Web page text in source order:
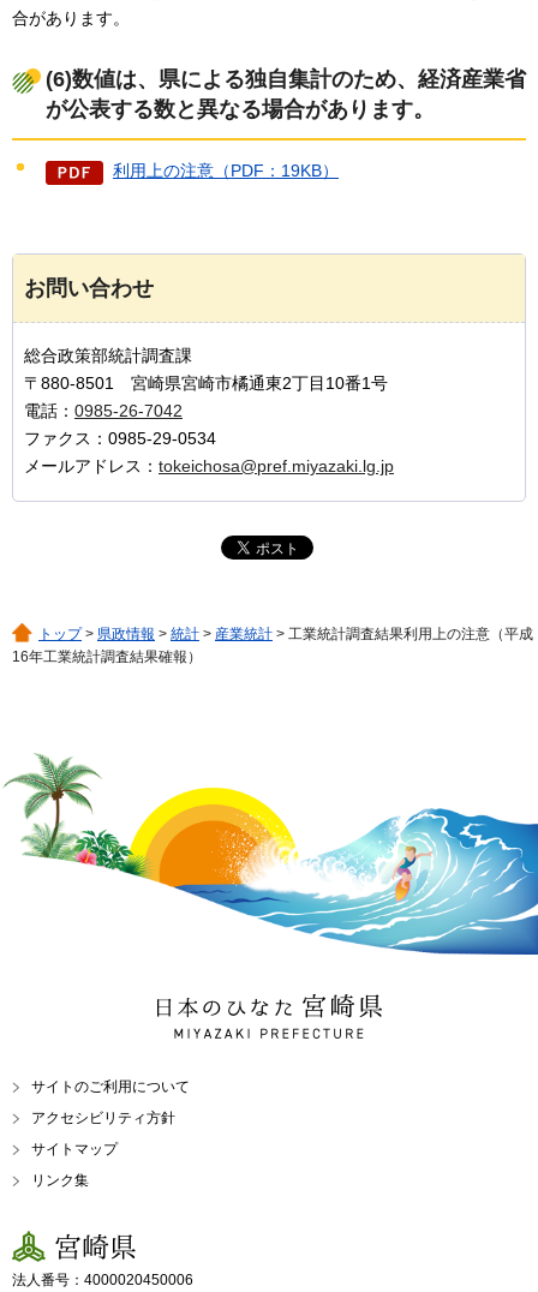
合があります。
(6)数値は、県による独自集計のため、経済産業省
が公表する数と異なる場合があります。
利用上の注意（PDF：19KB）
お問い合わせ
総合政策部統計調査課
〒880-8501 宮崎県宮崎市橘通東2丁目10番1号
電話： 0985-26-7042
ファクス：0985-29-0534
メールアドレス： tokeichosa@pref.miyazaki.lg.jp
トップ> 県政情報 > 統計 > 産業統計 > 工業統計調査結果利用上の注意（平成
16年工業統計調査結果確報）
日本のひなた 宮崎県
MIYAZAKI PREFECTURE
サイトのご利用について
アクセシビリティ方針
サイトマップ
リンク集
宮崎県
法人番号：4000020450006